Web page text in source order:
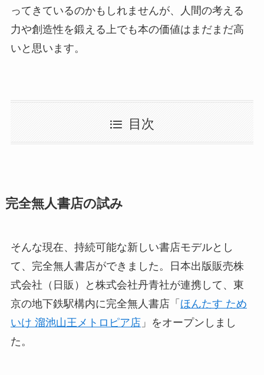
ってきているのかもしれませんが、人間の考える
力や創造性を鍛える上でも本の価値はまだまだ高
いと思います。
目次
完全無人書店の試み
そんな現在、持続可能な新しい書店モデルとし
て、完全無人書店ができました。日本出版販売株
式会社（日販）と株式会社丹青社が連携して、東
京の地下鉄駅構内に完全無人書店「 ほんたす ため
いけ 溜池山王メトロピア店」をオープンしまし
た。